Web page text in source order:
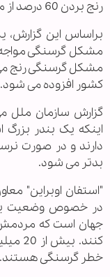
رنج بردن 60 درصد از مردم یمن از مشکل گرسنگی خبر داد.
براساس این گزارش،
مشکل گرسنگی رنج می
کشور افزوده می شود.
گزارش سازمان ملل
اینکه یک بندر
دارند و در صورت
بدتر می شود.
"استفان اوبراین"
در خصوص وضعیت
جهان است که
خطر گرسنگی هستند.